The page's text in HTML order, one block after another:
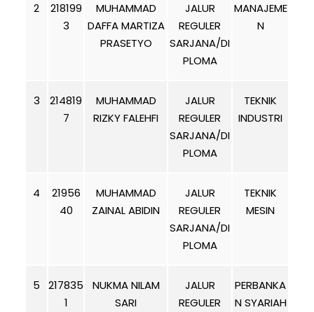
2
218199
3
MUHAMMAD
DAFFA MARTIZA
PRASETYO
JALUR
REGULER
SARJANA/DI
PLOMA
MANAJEME
N
3
214819
7
MUHAMMAD
RIZKY FALEHFI
JALUR
REGULER
SARJANA/DI
PLOMA
TEKNIK
INDUSTRI
4
21956
40
MUHAMMAD
ZAINAL ABIDIN
JALUR
REGULER
SARJANA/DI
PLOMA
TEKNIK
MESIN
5
217835
1
NUKMA NILAM
SARI
JALUR
REGULER
PERBANKA
N SYARIAH